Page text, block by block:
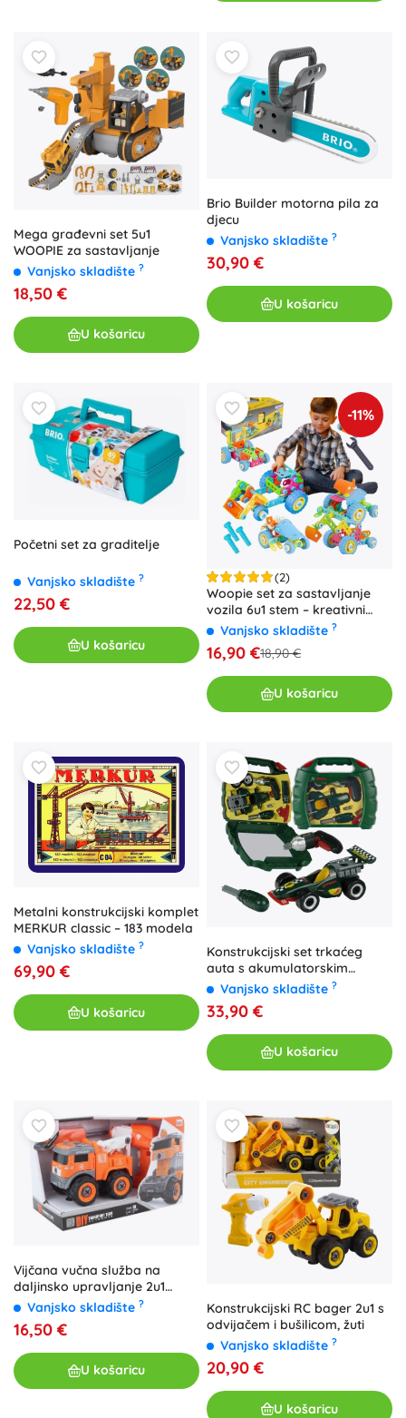
Mega građevni set 5u1
WOOPIE za sastavljanje
Vanjsko skladište ?
18,50 €
U košaricu
Brio Builder motorna pila za
djecu
Vanjsko skladište ?
30,90 €
U košaricu
Početni set za graditelje
Vanjsko skladište ?
22,50 €
U košaricu
-11%
(2)
Woopie set za sastavljanje
vozila 6u1 stem – kreativni
konstruktorski set za djecu
Vanjsko skladište ?
16,90 €18,90 €
U košaricu
Metalni konstrukcijski komplet
MERKUR classic – 183 modela
Vanjsko skladište ?
69,90 €
U košaricu
Konstrukcijski set trkaćeg
auta s akumulatorskim
odvijačem BOSCH u koferu za
djecu KLEIN
Vanjsko skladište ?
33,90 €
U košaricu
Vijčana vučna služba na
daljinsko upravljanje 2u1
robot
Vanjsko skladište ?
16,50 €
U košaricu
Konstrukcijski RC bager 2u1 s
odvijačem i bušilicom, žuti
Vanjsko skladište ?
20,90 €
U košaricu